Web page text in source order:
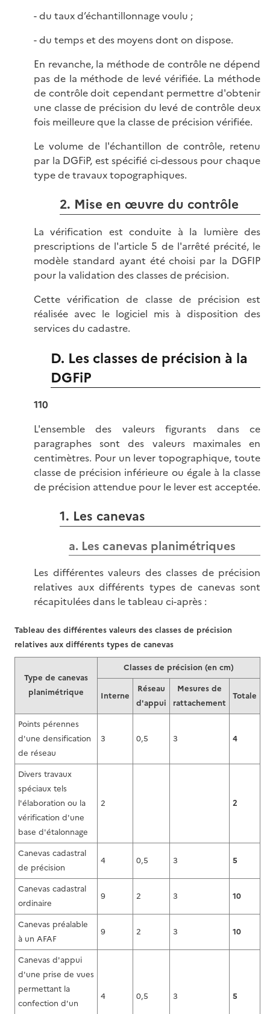
- du taux d’échantillonnage voulu ;
- du temps et des moyens dont on dispose.
En revanche, la méthode de contrôle ne dépend
pas de la méthode de levé vérifiée. La méthode
de contrôle doit cependant permettre d'obtenir
une classe de précision du levé de contrôle deux
fois meilleure que la classe de précision vérifiée.
Le volume de l'échantillon de contrôle, retenu
par la DGFiP, est spécifié ci-dessous pour chaque
type de travaux topographiques.
2. Mise en œuvre du contrôle
La vérification est conduite à la lumière des
prescriptions de l'article 5 de l'arrêté précité, le
modèle standard ayant été choisi par la DGFIP
pour la validation des classes de précision.
Cette vérification de classe de précision est
réalisée avec le logiciel mis à disposition des
services du cadastre.
D. Les classes de précision à la
DGFiP
110
L'ensemble des valeurs figurants dans ce
paragraphes sont des valeurs maximales en
centimètres. Pour un lever topographique, toute
classe de précision inférieure ou égale à la classe
de précision attendue pour le lever est acceptée.
1. Les canevas
a. Les canevas planimétriques
Les différentes valeurs des classes de précision
relatives aux différents types de canevas sont
récapitulées dans le tableau ci-après :
Type de canevas
planimétrique
Classes de précision (en cm)
Interne
Réseau
d'appui
Mesures de
rattachement
Totale
Points pérennes
d'une densification
de réseau
3 0,5 3 4
Divers travaux
spéciaux tels
l'élaboration ou la
vérification d'une
base d'étalonnage
2 2
Canevas cadastral
de précision
4 0,5 3 5
Canevas cadastral
ordinaire
9 2 3 10
Canevas préalable
à un AFAF
9 2 3 10
Canevas d'appui
d'une prise de vues
permettant la
confection d'un
4 0,5 3 5
Tableau des différentes valeurs des classes de précision
relatives aux différents types de canevas